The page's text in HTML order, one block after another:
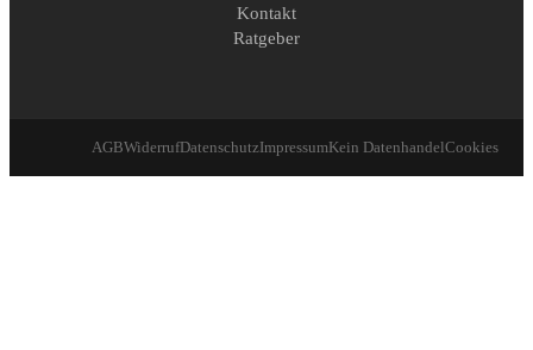
Kontakt
Ratgeber
AGBWiderrufDatenschutzImpressumKein DatenhandelCookies